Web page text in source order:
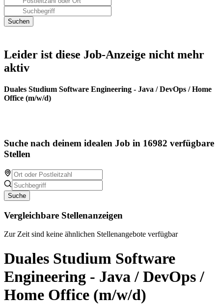
Leider ist diese Job-Anzeige nicht mehr
aktiv
Duales Studium Software Engineering - Java / DevOps / Home
Office (m/w/d)
Suche nach deinem idealen Job in 16982 verfügbare
Stellen
Suche
Vergleichbare Stellenanzeigen
Zur Zeit sind keine ähnlichen Stellenangebote verfügbar
Duales Studium Software
Engineering - Java / DevOps /
Home Office (m/w/d)